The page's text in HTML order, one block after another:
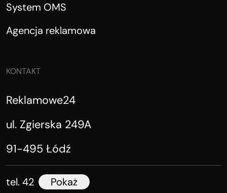
System OMS
Agencja reklamowa
KONTAKT
Reklamowe24
ul. Zgierska 249A
91-495 Łódź
tel. 42 Pokaż